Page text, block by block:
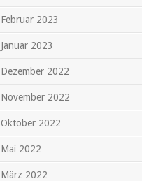
Februar 2023
Januar 2023
Dezember 2022
November 2022
Oktober 2022
Mai 2022
März 2022